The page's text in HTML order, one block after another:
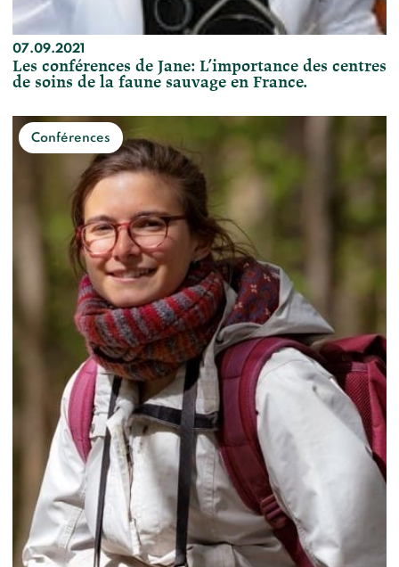
07.09.2021
Les conférences de Jane: L’importance des centres
de soins de la faune sauvage en France.
Conférences